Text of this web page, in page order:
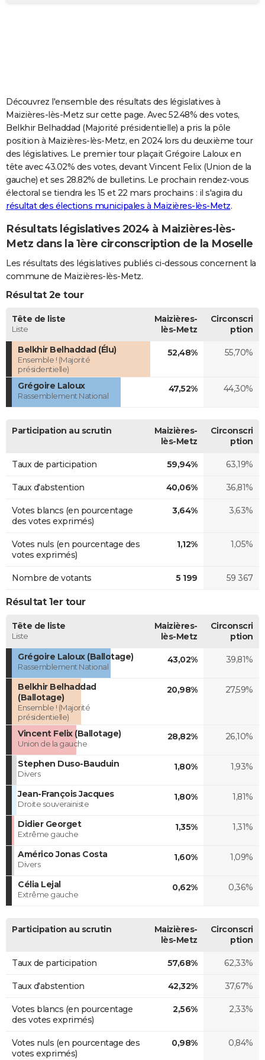
Carte de Noël
Carte Bonne année
Carte Saint-Valentin
Carte Pâques
Carte d'anniversaire
DICTIONNAIRE
Dictionnaire
Biographies
Citations
Expressions
Proverbes
COPAINS D'AVANT
S'inscrire
Se connecter
Lycées
Collèges
Primaires
Universités
Entreprises
Service militaire
Avis de recherche
AVIS DE DÉCÈS
FORUM
Bricolage
Lifestyle
Culture
Sport
Auto
Television
Voyage
Cinema
Découvrez l'ensemble des résultats des législatives à
Maizières-lès-Metz sur cette page. Avec 52.48% des votes,
Belkhir Belhaddad (Majorité présidentielle) a pris la pôle
position à Maizières-lès-Metz, en 2024 lors du deuxième tour
des législatives. Le premier tour plaçait Grégoire Laloux en
tête avec 43.02% des votes, devant Vincent Felix (Union de la
gauche) et ses 28.82% de bulletins. Le prochain rendez-vous
électoral se tiendra les 15 et 22 mars prochains : il s'agira du
résultat des élections municipales à Maizières-lès-Metz.
Résultats législatives 2024 à Maizières-lès-
Metz dans la 1ère circonscription de la Moselle
Les résultats des législatives publiés ci-dessous concernent la
commune de Maizières-lès-Metz.
Résultat 2e tour
Tête de liste
Liste
Maizières-
lès-Metz
Circonscri
ption
Belkhir Belhaddad (Élu)
Ensemble ! (Majorité
présidentielle)
52,48% 55,70%
Grégoire Laloux
Rassemblement National
47,52% 44,30%
Participation au scrutin
Maizières-
lès-Metz
Circonscri
ption
Taux de participation 59,94% 63,19%
Taux d'abstention 40,06% 36,81%
Votes blancs (en pourcentage
des votes exprimés)
3,64% 3,63%
Votes nuls (en pourcentage des
votes exprimés)
1,12% 1,05%
Nombre de votants 5 199 59 367
Résultat 1er tour
Tête de liste
Liste
Maizières-
lès-Metz
Circonscri
ption
Grégoire Laloux (Ballotage)
Rassemblement National
43,02% 39,81%
Belkhir Belhaddad
(Ballotage)
Ensemble ! (Majorité
présidentielle)
20,98% 27,59%
Vincent Felix (Ballotage)
Union de la gauche
28,82% 26,10%
Stephen Duso-Bauduin
Divers
1,80% 1,93%
Jean-François Jacques
Droite souverainiste
1,80% 1,81%
Didier Georget
Extrême gauche
1,35% 1,31%
Américo Jonas Costa
Divers
1,60% 1,09%
Célia Lejal
Extrême gauche
0,62% 0,36%
Participation au scrutin
Maizières-
lès-Metz
Circonscri
ption
Taux de participation 57,68% 62,33%
Taux d'abstention 42,32% 37,67%
Votes blancs (en pourcentage
des votes exprimés)
2,56% 2,33%
Votes nuls (en pourcentage des
votes exprimés)
0,98% 0,84%